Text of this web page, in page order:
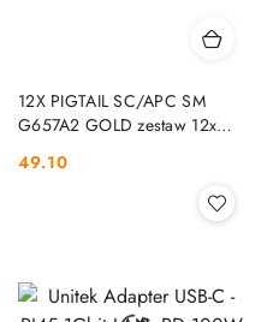
12X PIGTAIL SC/APC SM
G657A2 GOLD zestaw 12x
Cena:
49.10